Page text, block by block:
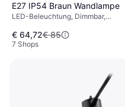
E27 IP54 Braun Wandlampe
LED-Beleuchtung, Dimmbar,
Aluminium, Kunststoff, Metall,
Lampensockel: E27
€ 64,72€ 85
7 Shops